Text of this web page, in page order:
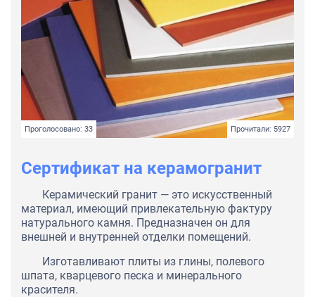
Проголосовано: 33 Прочитали: 5927
Сертификат на керамогранит
Керамический гранит — это искусственный
материал, имеющий привлекательную фактуру
натурального камня. Предназначен он для
внешней и внутренней отделки помещений.
Изготавливают плиты из глины, полевого
шпата, кварцевого песка и минерального
красителя.